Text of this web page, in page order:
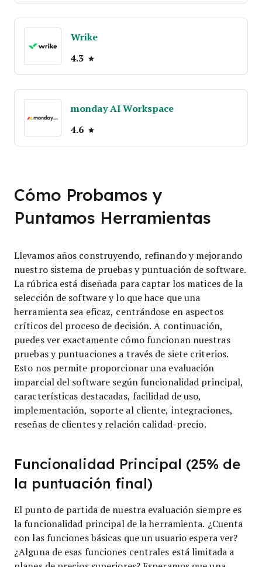
Wrike
4.3
monday AI Workspace
4.6
Cómo Probamos y
Puntamos Herramientas
Llevamos años construyendo, refinando y mejorando
nuestro sistema de pruebas y puntuación de software.
La rúbrica está diseñada para captar los matices de la
selección de software y lo que hace que una
herramienta sea eficaz, centrándose en aspectos
críticos del proceso de decisión. A continuación,
puedes ver exactamente cómo funcionan nuestras
pruebas y puntuaciones a través de siete criterios.
Esto nos permite proporcionar una evaluación
imparcial del software según funcionalidad principal,
características destacadas, facilidad de uso,
implementación, soporte al cliente, integraciones,
reseñas de clientes y relación calidad-precio.
Funcionalidad Principal (25% de
la puntuación final)
El punto de partida de nuestra evaluación siempre es
la funcionalidad principal de la herramienta. ¿Cuenta
con las funciones básicas que un usuario espera ver?
¿Alguna de esas funciones centrales está limitada a